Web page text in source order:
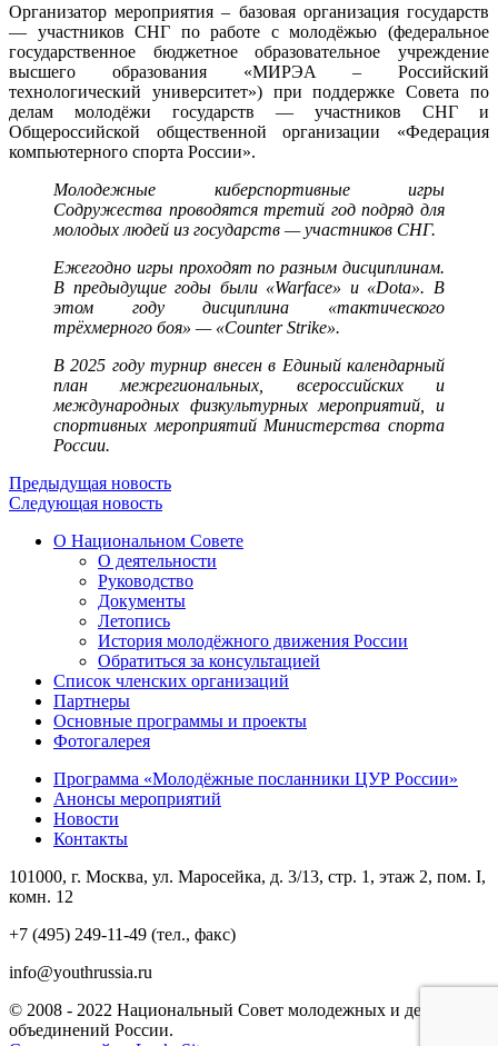
Организатор мероприятия – базовая организация государств
— участников СНГ по работе с молодёжью (федеральное
государственное бюджетное образовательное учреждение
высшего образования «МИРЭА – Российский
технологический университет») при поддержке Совета по
делам молодёжи государств — участников СНГ и
Общероссийской общественной организации «Федерация
компьютерного спорта России».
Молодежные киберспортивные игры
Содружества проводятся третий год подряд для
молодых людей из государств — участников СНГ.
Ежегодно игры проходят по разным дисциплинам.
В предыдущие годы были «Warface» и «Dota». В
этом году дисциплина «тактического
трёхмерного боя» — «Counter Strike».
В 2025 году турнир внесен в Единый календарный
план межрегиональных, всероссийских и
международных физкультурных мероприятий, и
спортивных мероприятий Министерства спорта
России.
Предыдущая новость
Следующая новость
О Национальном Совете
О деятельности
Руководство
Документы
Летопись
История молодёжного движения России
Обратиться за консультацией
Список членских организаций
Партнеры
Основные программы и проекты
Фотогалерея
Программа «Молодёжные посланники ЦУР России»
Анонсы мероприятий
Новости
Контакты
101000, г. Москва, ул. Маросейка, д. 3/13, стр. 1, этаж 2, пом. I,
комн. 12
+7 (495) 249-11-49 (тел., факс)
info@youthrussia.ru
© 2008 - 2022 Национальный Совет молодежных и детских
объединений России.